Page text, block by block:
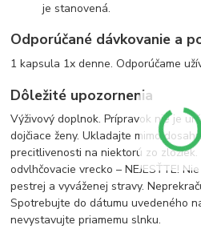
je stanovená.
Odporúčané dávkovanie a
1 kapsula 1x denne. Odporúčame
Dôležité upozornenia
Výživový doplnok. Prípravok nie je
dojčiace ženy. Ukladajte mimo
precitlivenosti na niektorú zo
odvlhčovacie vrecko – NEJESŤTE!
pestrej a vyváženej stravy.
Spotrebujte do dátumu uvedeného
nevystavujte priamemu slnku.